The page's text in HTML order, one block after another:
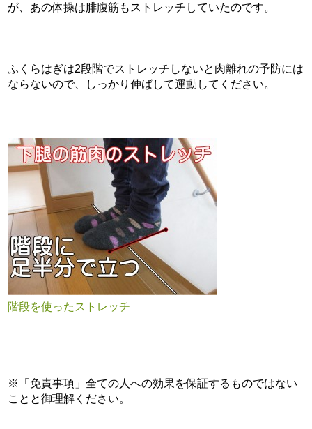
が、あの体操は腓腹筋もストレッチしていたのです。
ふくらはぎは2段階でストレッチしないと肉離れの予防には
ならないので、しっかり伸ばして運動してください。
階段を使ったストレッチ
※「免責事項」全ての人への効果を保証するものではない
ことと御理解ください。